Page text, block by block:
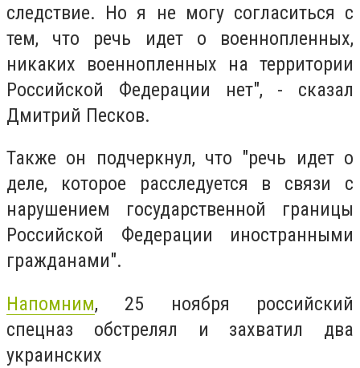
следствие. Но я не могу согласиться с
тем, что речь идет о военнопленных,
никаких военнопленных на территории
Российской Федерации нет", - сказал
Дмитрий Песков.
Также он подчеркнул, что "речь идет о
деле, которое расследуется в связи с
нарушением государственной границы
Российской Федерации иностранными
гражданами".
Напомним, 25 ноября российский
спецназ обстрелял и захватил два
украинских